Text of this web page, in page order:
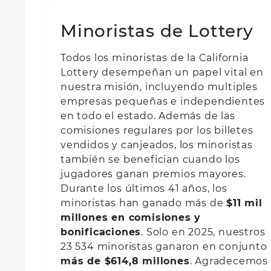
Minoristas de Lottery
Todos los minoristas de la California
Lottery desempeñan un papel vital en
nuestra misión, incluyendo multiples
empresas pequeñas e independientes
en todo el estado. Además de las
comisiones regulares por los billetes
vendidos y canjeados, los minoristas
también se benefician cuando los
jugadores ganan premios mayores.
Durante los últimos 41 años, los
minoristas han ganado más de$11 mil
millones en comisiones y
bonificaciones. Solo en 2025, nuestros
23 534 minoristas ganaron en conjunto
más de $614,8 millones. Agradecemos